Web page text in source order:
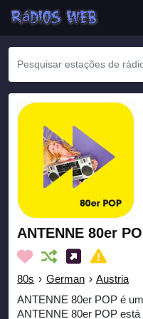
ANTENNE 80er
80s › German › Austria
ANTENNE 80er POP é
ANTENNE 80er POP